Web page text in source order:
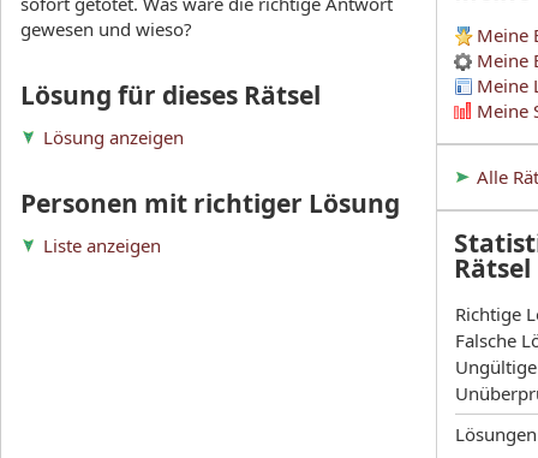
Meine
Meine
Meine
Meine
Alle
Rätsel
Richtige
Falsche
gewesen und wieso?
Lösung für dieses Rätsel
Lösung anzeigen
Personen mit richtiger Lösung
Liste anzeigen